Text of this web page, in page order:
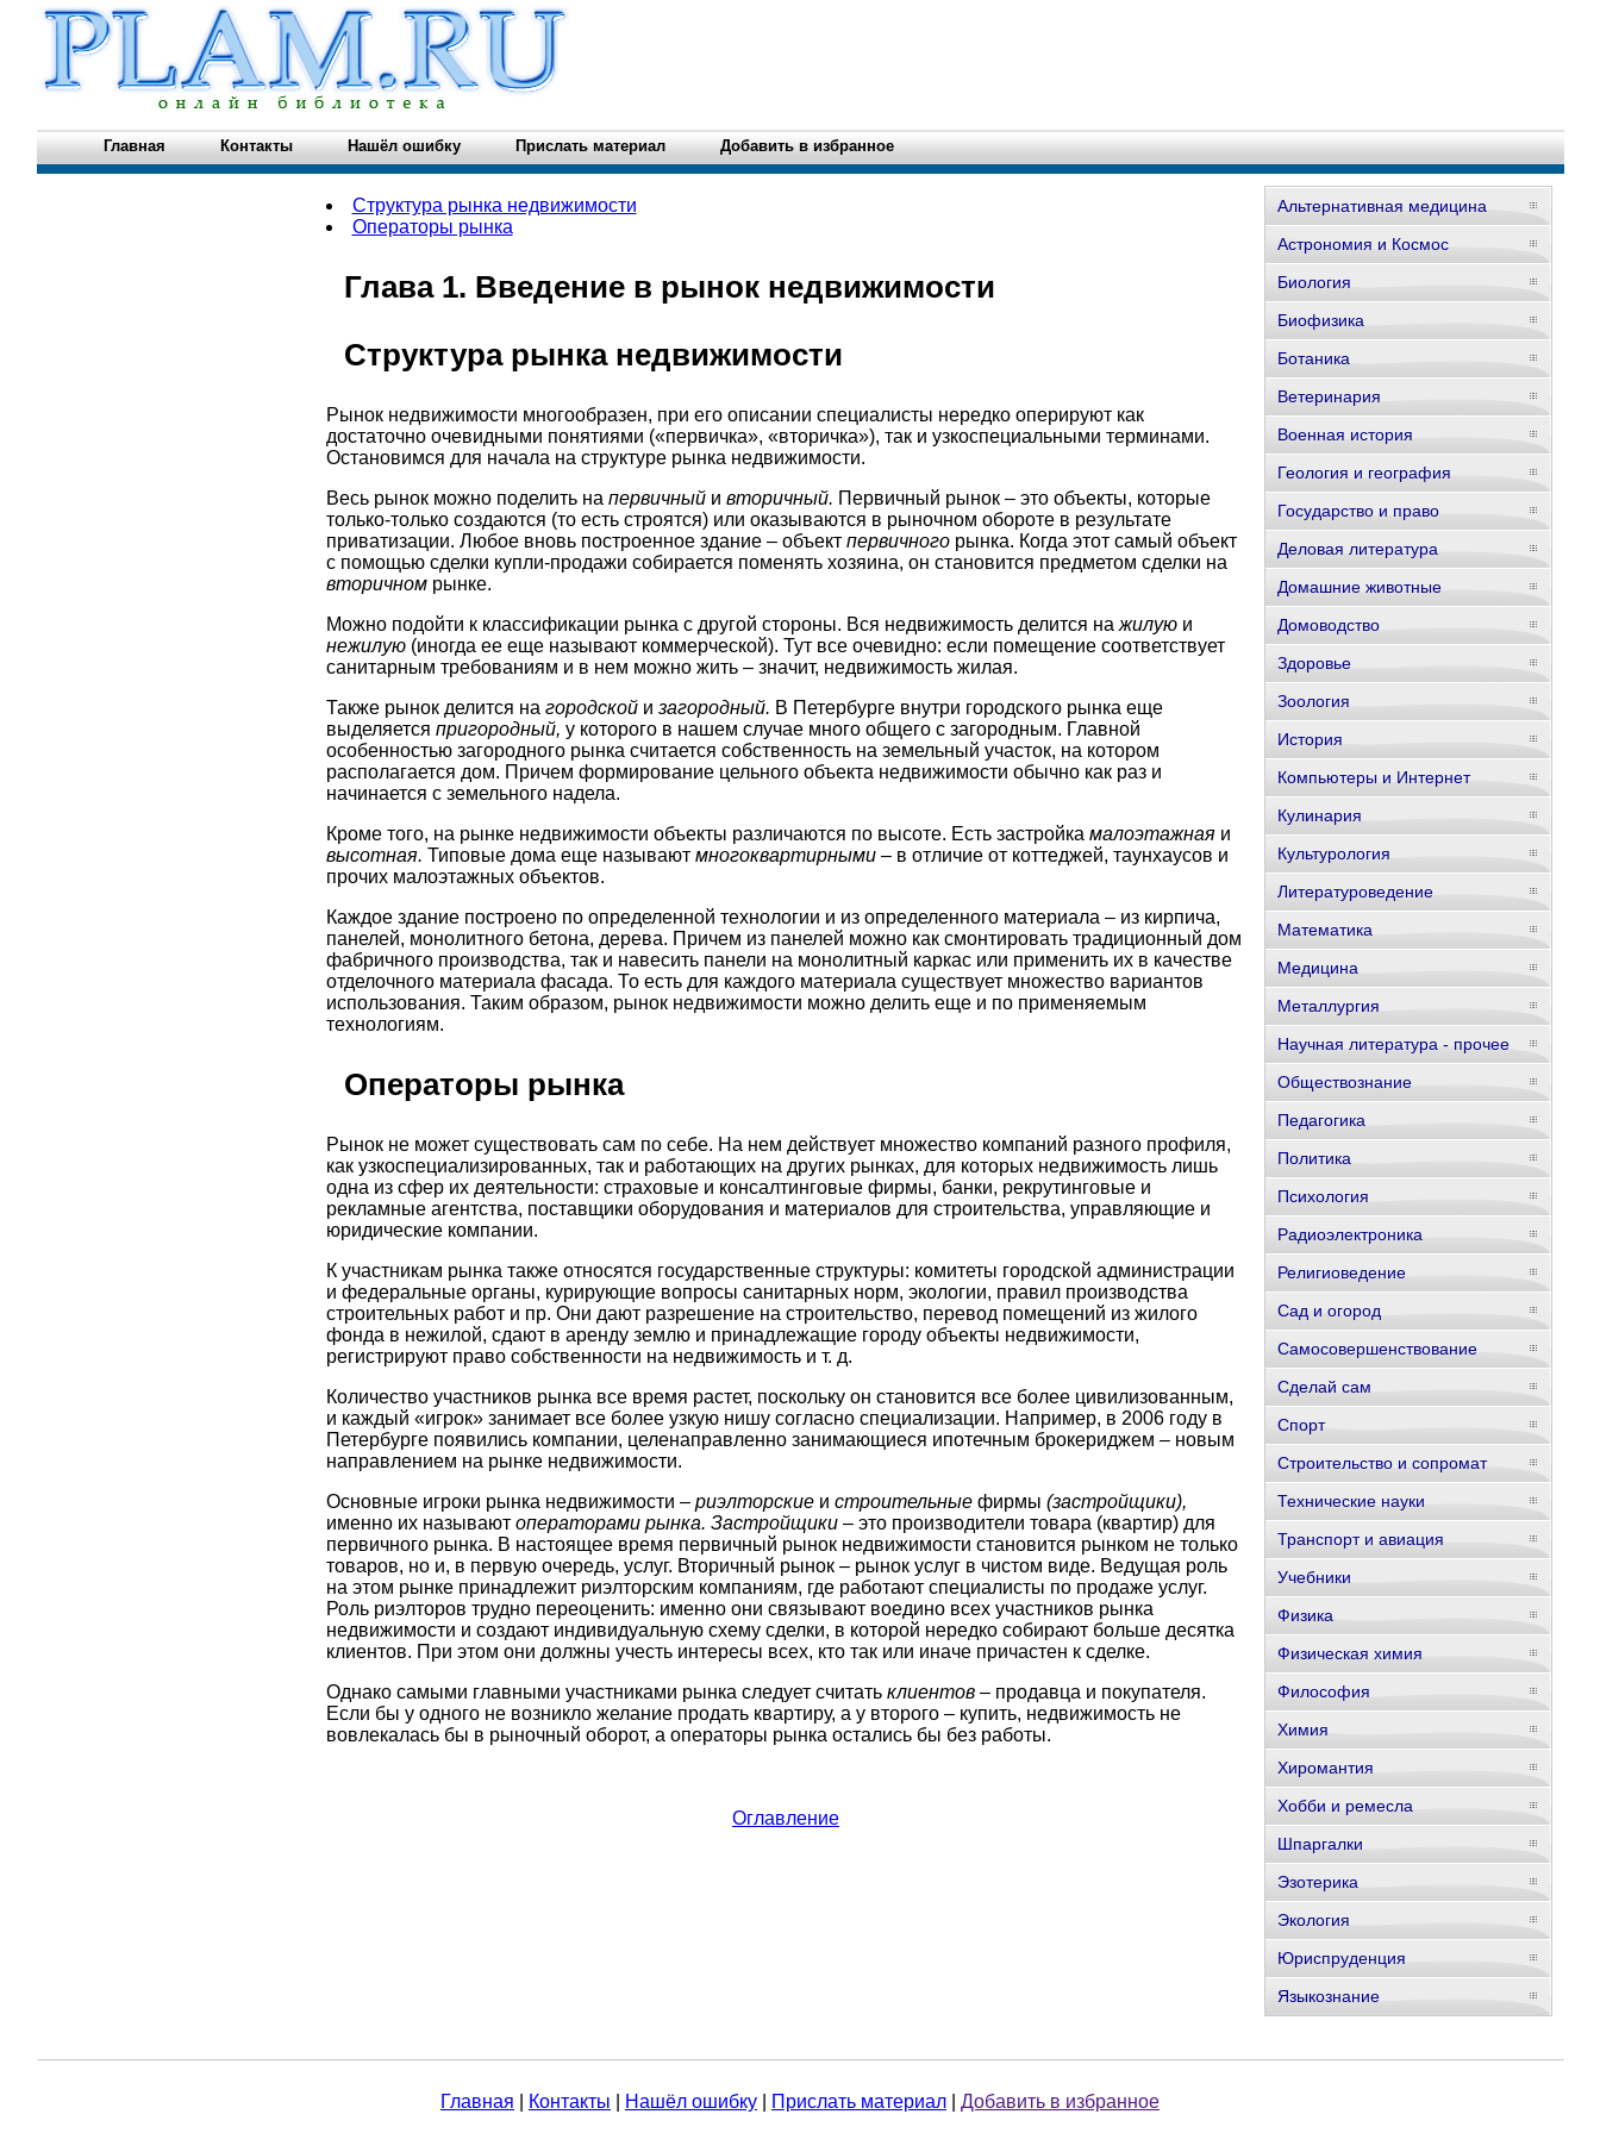
Главная Контакты Нашёл ошибку Прислать материал Добавить в избранное
Структура рынка недвижимости
Операторы рынка
Глава 1. Введение в рынок недвижимости
Структура рынка недвижимости
Рынок недвижимости многообразен, при его описании специалисты нередко оперируют как
достаточно очевидными понятиями («первичка», «вторичка»), так и узкоспециальными терминами.
Остановимся для начала на структуре рынка недвижимости.
Весь рынок можно поделить на первичный и вторичный. Первичный рынок – это объекты, которые
только-только создаются (то есть строятся) или оказываются в рыночном обороте в результате
приватизации. Любое вновь построенное здание – объект первичного рынка. Когда этот самый объект
с помощью сделки купли-продажи собирается поменять хозяина, он становится предметом сделки на
вторичном рынке.
Можно подойти к классификации рынка с другой стороны. Вся недвижимость делится на жилую и
нежилую (иногда ее еще называют коммерческой). Тут все очевидно: если помещение соответствует
санитарным требованиям и в нем можно жить – значит, недвижимость жилая.
Также рынок делится на городской и загородный. В Петербурге внутри городского рынка еще
выделяется пригородный, у которого в нашем случае много общего с загородным. Главной
особенностью загородного рынка считается собственность на земельный участок, на котором
располагается дом. Причем формирование цельного объекта недвижимости обычно как раз и
начинается с земельного надела.
Кроме того, на рынке недвижимости объекты различаются по высоте. Есть застройка малоэтажная и
высотная. Типовые дома еще называют многоквартирными – в отличие от коттеджей, таунхаусов и
прочих малоэтажных объектов.
Каждое здание построено по определенной технологии и из определенного материала – из кирпича,
панелей, монолитного бетона, дерева. Причем из панелей можно как смонтировать традиционный дом
фабричного производства, так и навесить панели на монолитный каркас или применить их в качестве
отделочного материала фасада. То есть для каждого материала существует множество вариантов
использования. Таким образом, рынок недвижимости можно делить еще и по применяемым
технологиям.
Операторы рынка
Рынок не может существовать сам по себе. На нем действует множество компаний разного профиля,
как узкоспециализированных, так и работающих на других рынках, для которых недвижимость лишь
одна из сфер их деятельности: страховые и консалтинговые фирмы, банки, рекрутинговые и
рекламные агентства, поставщики оборудования и материалов для строительства, управляющие и
юридические компании.
К участникам рынка также относятся государственные структуры: комитеты городской администрации
и федеральные органы, курирующие вопросы санитарных норм, экологии, правил производства
строительных работ и пр. Они дают разрешение на строительство, перевод помещений из жилого
фонда в нежилой, сдают в аренду землю и принадлежащие городу объекты недвижимости,
регистрируют право собственности на недвижимость и т. д.
Количество участников рынка все время растет, поскольку он становится все более цивилизованным,
и каждый «игрок» занимает все более узкую нишу согласно специализации. Например, в 2006 году в
Петербурге появились компании, целенаправленно занимающиеся ипотечным брокериджем – новым
направлением на рынке недвижимости.
Основные игроки рынка недвижимости – риэлторские и строительные фирмы (застройщики),
именно их называют операторами рынка. Застройщики – это производители товара (квартир) для
первичного рынка. В настоящее время первичный рынок недвижимости становится рынком не только
товаров, но и, в первую очередь, услуг. Вторичный рынок – рынок услуг в чистом виде. Ведущая роль
на этом рынке принадлежит риэлторским компаниям, где работают специалисты по продаже услуг.
Роль риэлторов трудно переоценить: именно они связывают воедино всех участников рынка
недвижимости и создают индивидуальную схему сделки, в которой нередко собирают больше десятка
клиентов. При этом они должны учесть интересы всех, кто так или иначе причастен к сделке.
Однако самыми главными участниками рынка следует считать клиентов – продавца и покупателя.
Если бы у одного не возникло желание продать квартиру, а у второго – купить, недвижимость не
вовлекалась бы в рыночный оборот, а операторы рынка остались бы без работы.
Оглавление
Альтернативная медицина
Астрономия и Космос
Биология
Биофизика
Ботаника
Ветеринария
Военная история
Геология и география
Государство и право
Деловая литература
Домашние животные
Домоводство
Здоровье
Зоология
История
Компьютеры и Интернет
Кулинария
Культурология
Литературоведение
Математика
Медицина
Металлургия
Научная литература - прочее
Обществознание
Педагогика
Политика
Психология
Радиоэлектроника
Религиоведение
Сад и огород
Самосовершенствование
Сделай сам
Спорт
Строительство и сопромат
Технические науки
Транспорт и авиация
Учебники
Физика
Физическая химия
Философия
Химия
Хиромантия
Хобби и ремесла
Шпаргалки
Эзотерика
Экология
Юриспруденция
Языкознание
Главная Контакты Нашёл ошибку Прислать материал Добавить в избранное